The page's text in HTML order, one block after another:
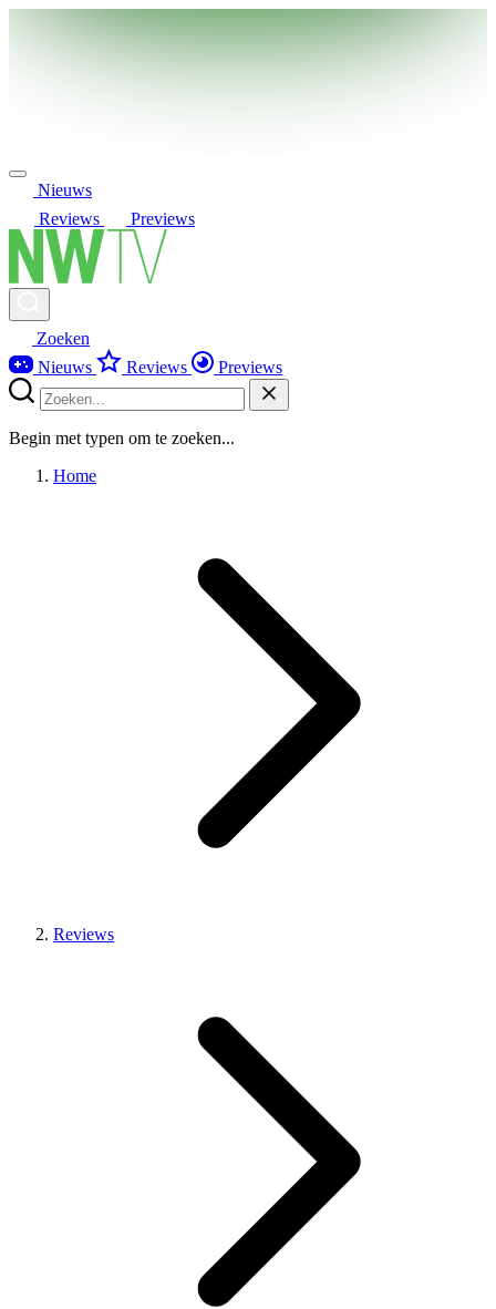
Nieuws
Reviews
Previews
Zoeken
Nieuws
Reviews Previews
Begin met typen om te zoeken...
Home
Reviews